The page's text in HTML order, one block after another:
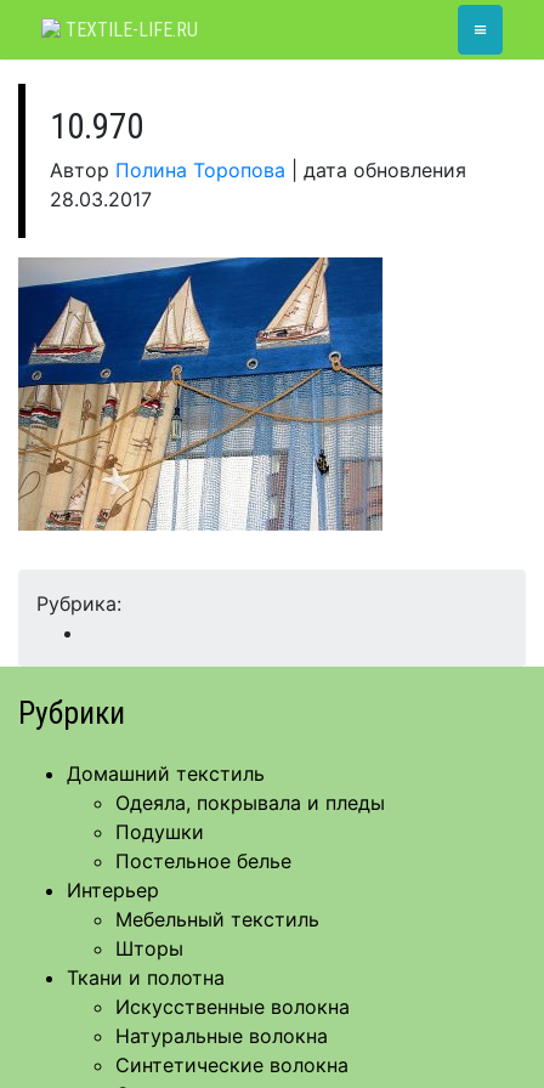
TEXTILE-LIFE.RU ≡
10.970
Автор Полина Торопова
дата обновления
28.03.2017
Рубрика:
Рубрики
Домашний текстиль
Одеяла, покрывала и пледы
Подушки
Постельное белье
Интерьер
Мебельный текстиль
Шторы
Ткани и полотна
Искусственные волокна
Натуральные волокна
Синтетические волокна